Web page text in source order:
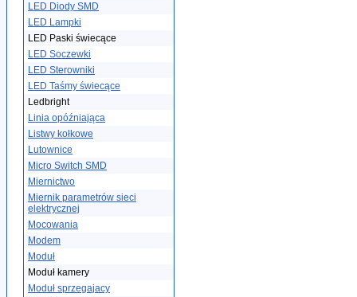
LED Diody SMD
LED Lampki
LED Paski świecące
LED Soczewki
LED Sterowniki
LED Taśmy świecące
Ledbright
Linia opóźniająca
Listwy kołkowe
Lutownice
Micro Switch SMD
Miernictwo
Miernik parametrów sieci
elektrycznej
Mocowania
Modem
Moduł
Moduł kamery
Moduł sprzegajacy